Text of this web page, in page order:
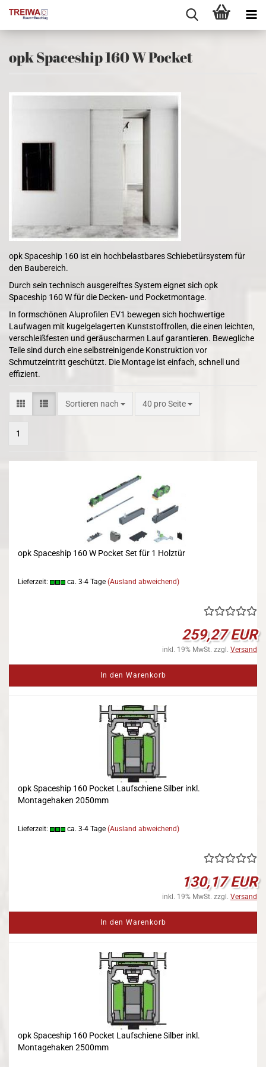
opk Spaceship 160 W Pocket
opk Spaceship 160 ist ein hochbelastbares Schiebetürsystem für
den Baubereich.
Durch sein technisch ausgereiftes System eignet sich opk
Spaceship 160 W für die Decken- und Pocketmontage.
In formschönen Aluprofilen EV1 bewegen sich hochwertige
Laufwagen mit kugelgelagerten Kunststoffrollen, die einen leichten,
verschleißfesten und geräuscharmen Lauf garantieren. Bewegliche
Teile sind durch eine selbstreinigende Konstruktion vor
Schmutzeintritt geschützt. Die Montage ist einfach, schnell und
effizient.
Sortieren nach
Sortieren nach 40 pro Seite
pro Seite
1
opk Spaceship 160 W Pocket Set für 1 Holztür
Lieferzeit: ca. 3-4 Tage (Ausland abweichend)
259,27 EUR
inkl. 19% MwSt. zzgl. Versand
In den Warenkorb
opk Spaceship 160 Pocket Laufschiene Silber inkl.
Montagehaken 2050mm
Lieferzeit: ca. 3-4 Tage (Ausland abweichend)
130,17 EUR
inkl. 19% MwSt. zzgl. Versand
In den Warenkorb
opk Spaceship 160 Pocket Laufschiene Silber inkl.
Montagehaken 2500mm